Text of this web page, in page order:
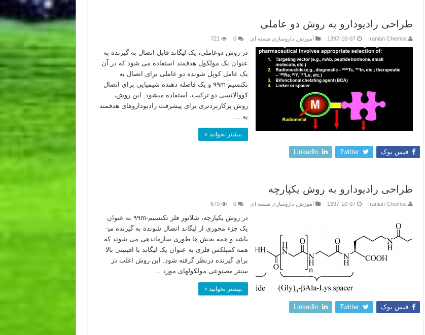
طراحی رادیودارو به روش دو عاملی
Iranian Chemist
1397-10-07 آموزش داروسازی هسته ای 0
721
در روش دوعاملی، یک لیگاند قابل اتصال به گیرنده به
عنوان یک مولکول هدفمند استفاده می شود که در آن
یک عامل کوپل شونده دو عاملی برای اتصال به
تکنسیم-۹۹m و یک فاصله دهنده شیمیایی برای اتصال
کووالانسی دو ترکیب، استفاده می­شود. این روش،
روش پرکاربردتری برای پیشرفت رادیوداروهای هدفمند
به …
بیشتر بخوانید »
فیس بوک Twitter
LinkedIn
طراحی رادیودارو به روش یکپارچه
Iranian Chemist
1397-10-07 آموزش داروسازی هسته ای 0
679
در روش یکپارچه، شلاتور فلز تکنسیم-۹۹m به عنوان
یک جزء محوری از لیگاند اتصال شونده به گیرنده می­
باشد و همه بخش ها طوری سازماندهی می شوند که
همه کمپلکس فلزی به عنوان یک لیگاند با افینیتی بالا
برای گیرنده درنظر گرفته شود. این روش اغلب در
سنتز مصنوعی مولکول­های مورد …
بیشتر بخوانید »
فیس بوک Twitter
LinkedIn